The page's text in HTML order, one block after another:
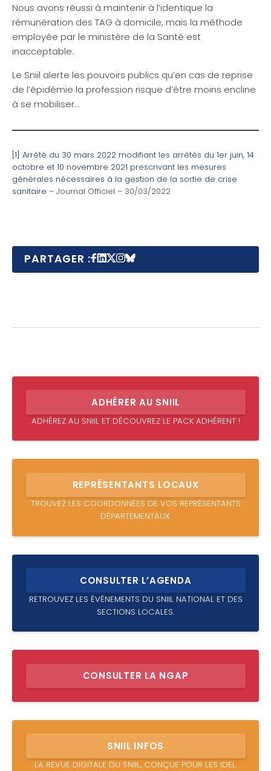
Nous avons réussi à maintenir à l’identique la
rémunération des TAG à domicile, mais la méthode
employée par le ministère de la Santé est
inacceptable.
Le Sniil alerte les pouvoirs publics qu’en cas de reprise
de l’épidémie la profession risque d’être moins encline
à se mobiliser…
[1] Arrêté du 30 mars 2022 modifiant les arrêtés du 1er juin, 14
octobre et 10 novembre 2021 prescrivant les mesures
générales nécessaires à la gestion de la sortie de crise
sanitaire – Journal Officiel – 30/03/2022
PARTAGER :
ADHÉRER AU SNIIL
ADHÉREZ AU SNIIL ET DÉCOUVREZ LE PACK ADHÉRENT !
REPRÉSENTANTS LOCAUX
TROUVEZ LES COORDONNÉES DE VOS REPRÉSENTANTS
DÉPARTEMENTAUX.
CONSULTER L’AGENDA
RETROUVEZ LES ÉVÈNEMENTS DU SNIIL NATIONAL ET DES
SECTIONS LOCALES.
CONSULTER LA NGAP
SNIIL INFOS
LA REVUE DIGITALE DU SNIIL, CONÇUE POUR LES IDEL.